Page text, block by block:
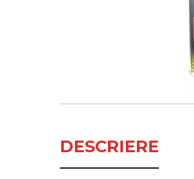
DESCRIERE